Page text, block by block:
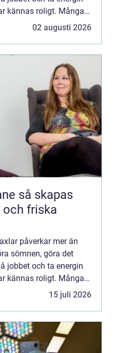
kännas roligt. Många
och tänker att den
02 augusti 2026
och friska
påverkar mer än
sömnen, göra det
jobbet och ta energin
kännas roligt. Många
och tänker att den
15 juli 2026